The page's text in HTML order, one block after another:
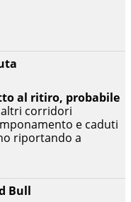
Bull
al ritiro, probabile
altri corridori
e caduti
riportando a